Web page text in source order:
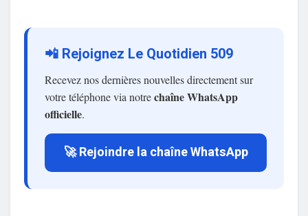
📲 Rejoignez Le Quotidien 509
Recevez nos dernières nouvelles directement sur
votre téléphone via notrechaîne WhatsApp
officielle.
🚀 Rejoindre la chaîne WhatsApp